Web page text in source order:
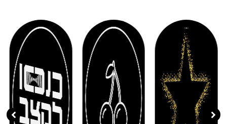
( 20 )
( 11 )